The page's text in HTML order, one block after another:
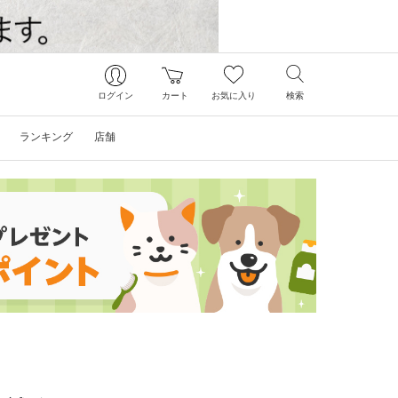
ログイン カート お気に入り 検索
ランキング 店舗